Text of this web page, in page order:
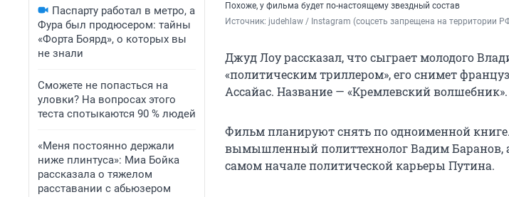
Паспарту работал в метро, а
Фура был продюсером: тайны
«Форта Боярд», о которых вы
не знали
Сможете не попасться на
уловки? На вопросах этого
теста спотыкаются 90 % людей
«Меня постоянно держали
ниже плинтуса»: Миа Бойка
рассказала о тяжелом
расставании с абьюзером
Похоже, у фильма будет по-настоящему звездный состав
Источник: judehlaw / Instagram (соцсеть запрещена на территории
Джуд Лоу рассказал, что сыграет молодого
«политическим триллером», его снимет
Ассайас. Название — «Кремлевский волшебник».
Фильм планируют снять по одноименной
вымышленный политтехнолог Вадим Баранов, а
самом начале политической карьеры Путина.